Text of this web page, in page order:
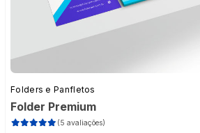
Folders e Panfletos
Folder Premium
(5 avaliações)